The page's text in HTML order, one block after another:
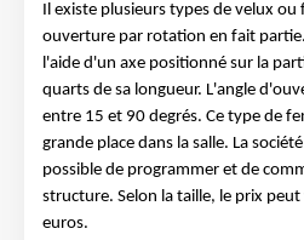
Il existe plusieurs types de velux
ouverture par rotation en fait
l'aide d'un axe positionné sur la
quarts de sa longueur. L'angle
entre 15 et 90 degrés. Ce type de
grande place dans la salle. La
possible de programmer et de
structure. Selon la taille, le prix
euros.